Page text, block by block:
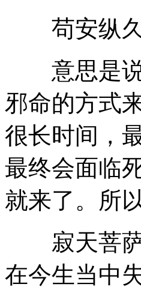
苟安纵久
意思是说
邪命的方式
很长时间，
最终会面临
就来了。所
寂天菩萨
在今生当中